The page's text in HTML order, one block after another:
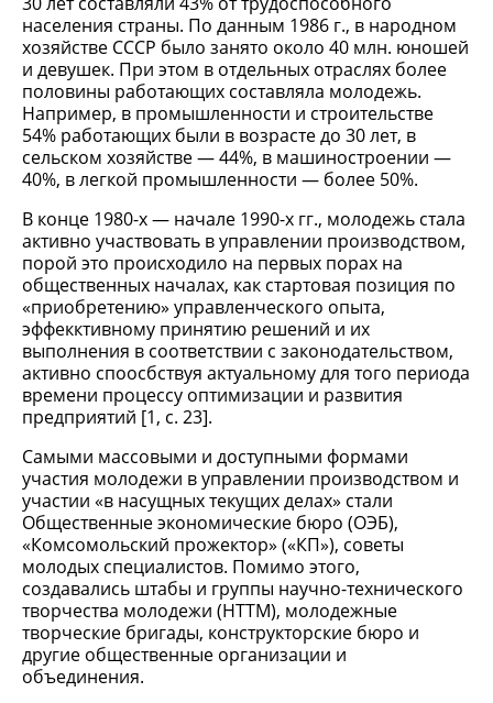
населения страны. По данным 1986 г., в народном
хозяйстве СССР было занято около 40 млн. юношей
и девушек. При этом в отдельных отраслях более
половины работающих составляла молодежь.
Например, в промышленности и строительстве
54% работающих были в возрасте до 30 лет, в
сельском хозяйстве — 44%, в машиностроении —
40%, в легкой промышленности — более 50%.
В конце 1980-х — начале 1990-х гг., молодежь стала
активно участвовать в управлении производством,
порой это происходило на первых порах на
общественных началах, как стартовая позиция по
«приобретению» управленческого опыта,
эффекктивному принятию решений и их
выполнения в соответствии с законодательством,
активно споосбствуя актуальному для того периода
времени процессу оптимизации и развития
предприятий [1, c. 23].
Самыми массовыми и доступными формами
участия молодежи в управлении производством и
участии «в насущных текущих делах» стали
Общественные экономические бюро (ОЭБ),
«Комсомольский прожектор» («КП»), советы
молодых специалистов. Помимо этого,
создавались штабы и группы научно-технического
творчества молодежи (НТТМ), молодежные
творческие бригады, конструкторские бюро и
другие общественные организации и
объединения.